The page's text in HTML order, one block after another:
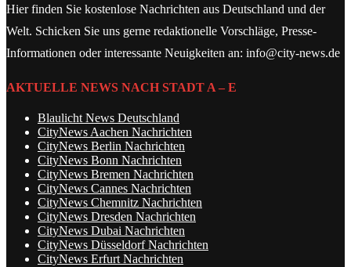
Hier finden Sie kostenlose Nachrichten aus Deutschland und der
Welt. Schicken Sie uns gerne redaktionelle Vorschläge, Presse-
Informationen oder interessante Neuigkeiten an: info@city-news.de
AKTUELLE NEWS NACH STADT A – E
Blaulicht News Deutschland
CityNews Aachen Nachrichten
CityNews Berlin Nachrichten
CityNews Bonn Nachrichten
CityNews Bremen Nachrichten
CityNews Cannes Nachrichten
CityNews Chemnitz Nachrichten
CityNews Dresden Nachrichten
CityNews Dubai Nachrichten
CityNews Düsseldorf Nachrichten
CityNews Erfurt Nachrichten